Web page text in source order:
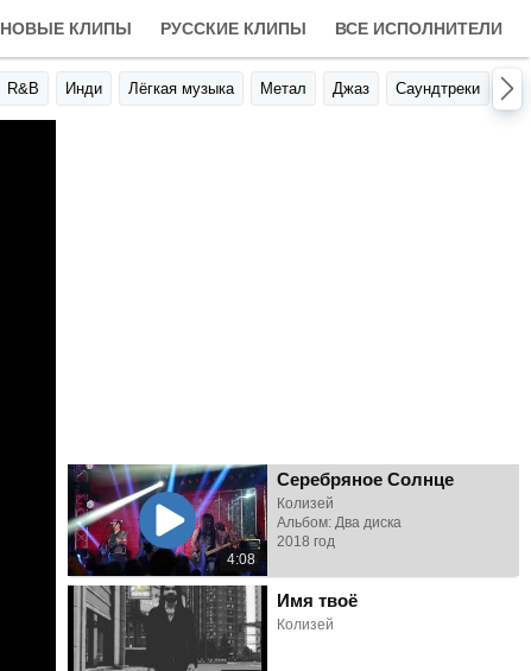
НОВЫЕ КЛИПЫ РУССКИЕ КЛИПЫ ВСЕ ИСПОЛНИТЕЛИ
R&B Инди Лёгкая музыка Метал Джаз Саундтреки
4:08
Серебряное Солнце
Колизей
Альбом: Два диска
2018 год
Имя твоё
Колизей